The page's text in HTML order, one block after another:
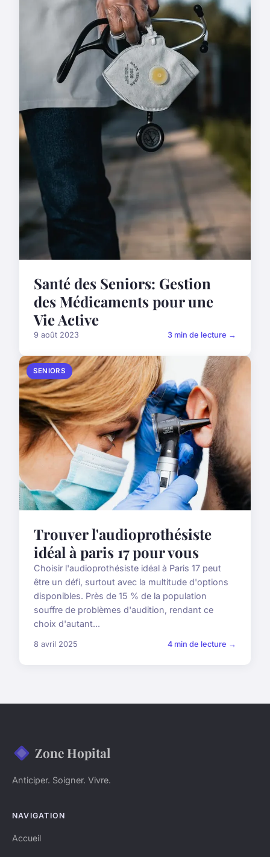
Santé des Seniors: Gestion
des Médicaments pour une
Vie Active
9 août 2023 3 min de lecture →
SENIORS
Trouver l'audioprothésiste
idéal à paris 17 pour vous
Choisir l'audioprothésiste idéal à Paris 17 peut
être un défi, surtout avec la multitude d'options
disponibles. Près de 15 % de la population
souffre de problèmes d'audition, rendant ce
choix d'autant...
8 avril 2025 4 min de lecture →
Zone Hopital
Anticiper. Soigner. Vivre.
NAVIGATION
Accueil